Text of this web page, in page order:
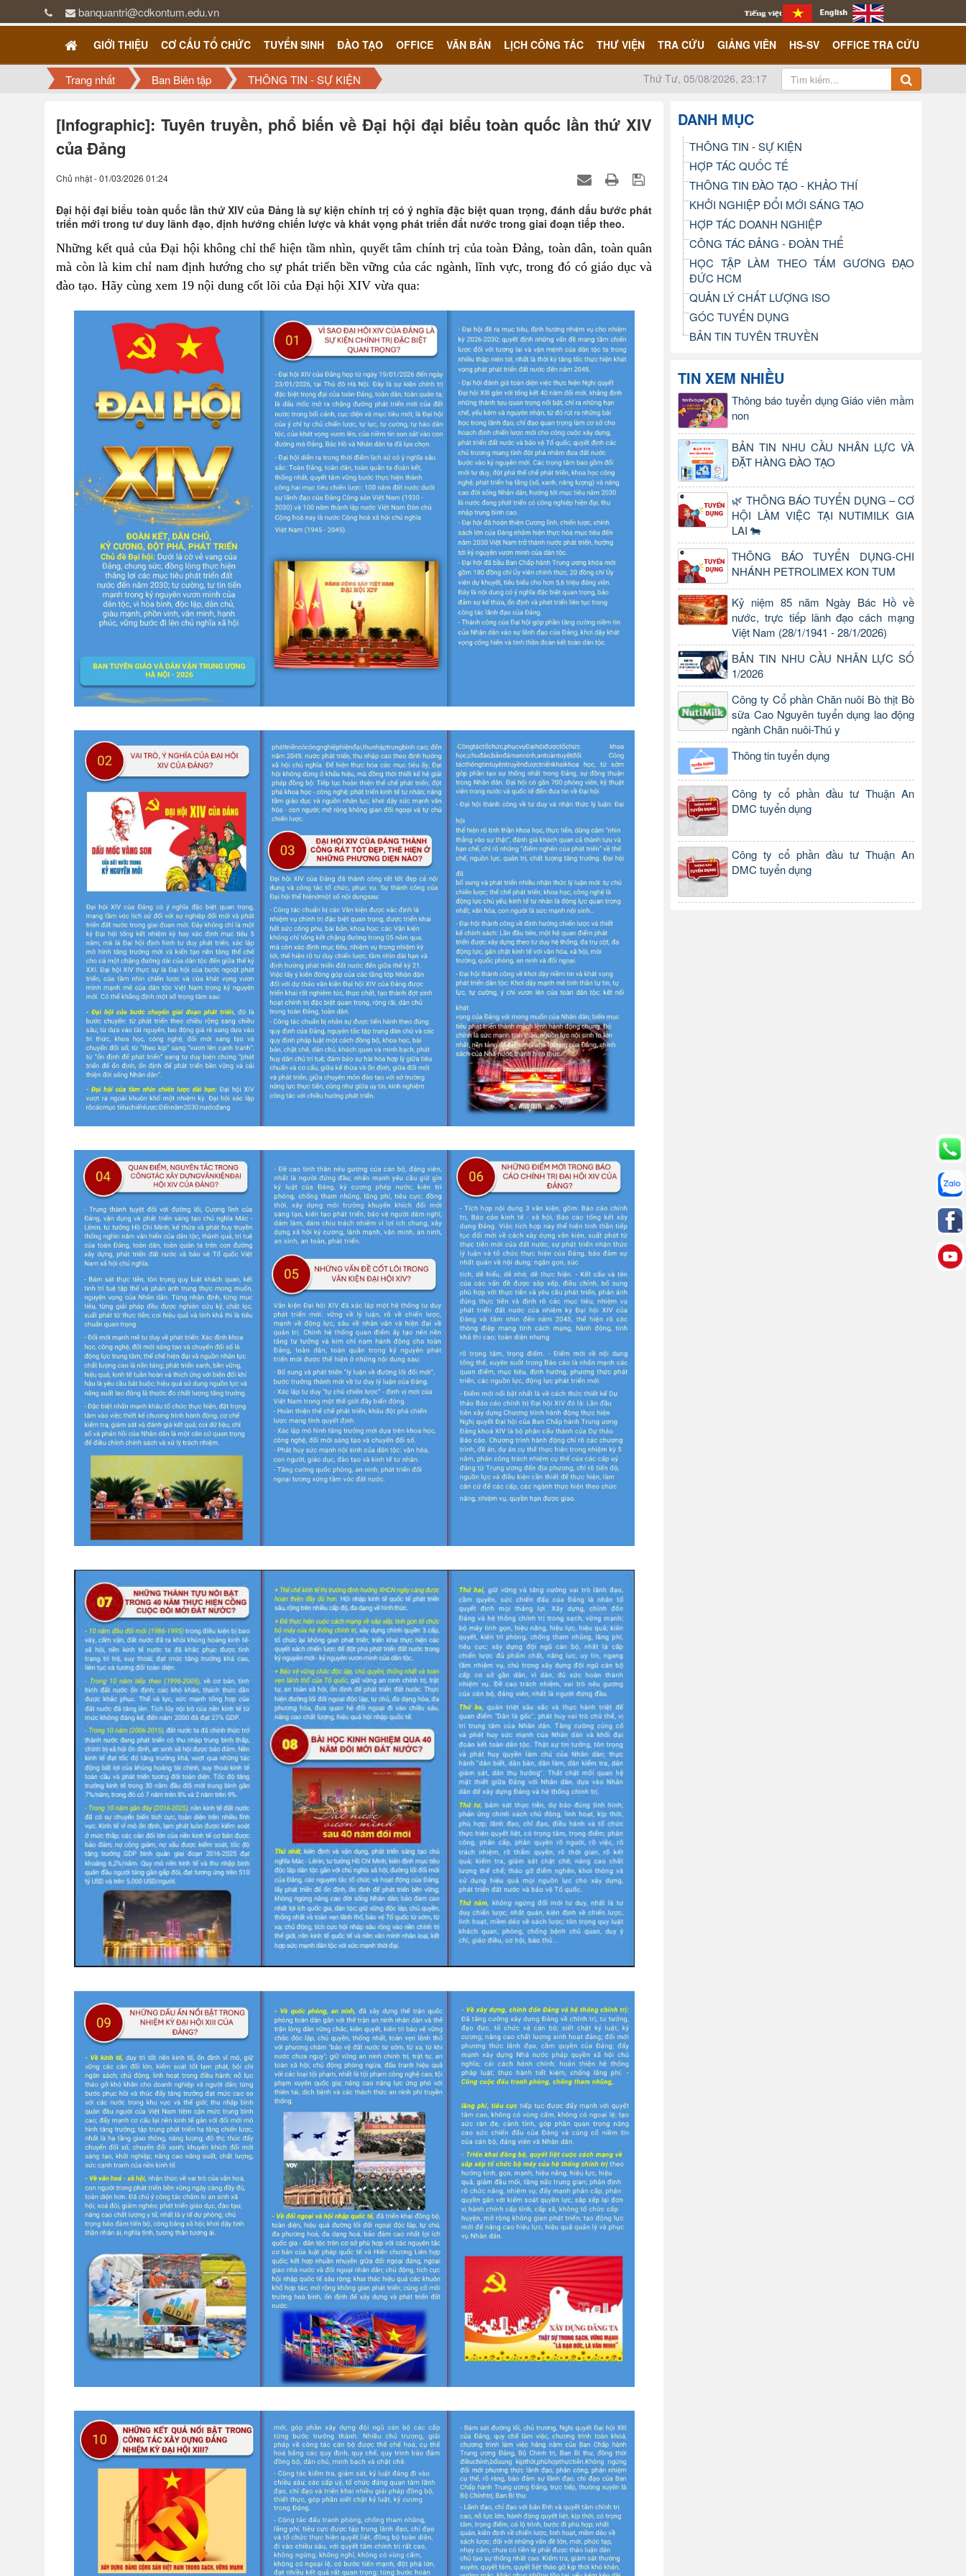
banquantri@cdkontum.edu.vn
GIỚI THIỆU CƠ CẤU TỔ CHỨC TUYỂN SINH ĐÀO TẠO OFFICE VĂN BẢN LỊCH CÔNG TÁC THƯ VIỆN TRA CỨU GIẢNG VIÊN HS-SV OFFICE TRA CỨU
Trang nhất Ban Biên tập THÔNG TIN - SỰ KIỆN Thứ Tư, 05/08/2026, 23:17
[Infographic]: Tuyên truyền, phổ biến về Đại hội đại biểu toàn quốc lần thứ XIV
của Đảng
Chủ nhật - 01/03/2026 01:24
Đại hội đại biểu toàn quốc lần thứ XIV của Đảng là sự kiện chính trị có ý nghĩa đặc biệt quan trọng, đánh dấu bước phát
triển mới trong tư duy lãnh đạo, định hướng chiến lược và khát vọng phát triển đất nước trong giai đoạn tiếp theo.
Những kết quả của Đại hội không chỉ thể hiện tầm nhìn, quyết tâm chính trị của toàn Đảng, toàn dân, toàn quân
mà còn là kim chỉ nam định hướng cho sự phát triển bền vững của các ngành, lĩnh vực, trong đó có giáo dục và
đào tạo. Hãy cùng xem 19 nội dung cốt lõi của Đại hội XIV vừa qua:
DANH MỤC
THÔNG TIN - SỰ KIỆN
HỢP TÁC QUỐC TẾ
THÔNG TIN ĐÀO TẠO - KHẢO THÍ
KHỞI NGHIỆP ĐỔI MỚI SÁNG TẠO
HỢP TÁC DOANH NGHIỆP
CÔNG TÁC ĐẢNG - ĐOÀN THỂ
HỌC TẬP LÀM THEO TẤM GƯƠNG ĐẠO
ĐỨC HCM
QUẢN LÝ CHẤT LƯỢNG ISO
GÓC TUYỂN DỤNG
BẢN TIN TUYÊN TRUYỀN
TIN XEM NHIỀU
Thông báo tuyển dụng Giáo viên mầm
non
BẢN TIN NHU CẦU NHÂN LỰC VÀ
ĐẶT HÀNG ĐÀO TẠO
🌿 THÔNG BÁO TUYỂN DỤNG – CƠ
HỘI LÀM VIỆC TẠI NUTIMILK GIA
LAI 🐄
THÔNG BÁO TUYỂN DỤNG-CHI
NHÁNH PETROLIMEX KON TUM
Kỷ niệm 85 năm Ngày Bác Hồ về
nước, trực tiếp lãnh đạo cách mạng
Việt Nam (28/1/1941 - 28/1/2026)
BẢN TIN NHU CẦU NHÂN LỰC SỐ
1/2026
Công ty Cổ phần Chăn nuôi Bò thịt Bò
sữa Cao Nguyên tuyển dụng lao động
ngành Chăn nuôi-Thú y
Thông tin tuyển dụng
Công ty cổ phần đầu tư Thuận An
DMC tuyển dụng
Công ty cổ phần đầu tư Thuận An
DMC tuyển dụng